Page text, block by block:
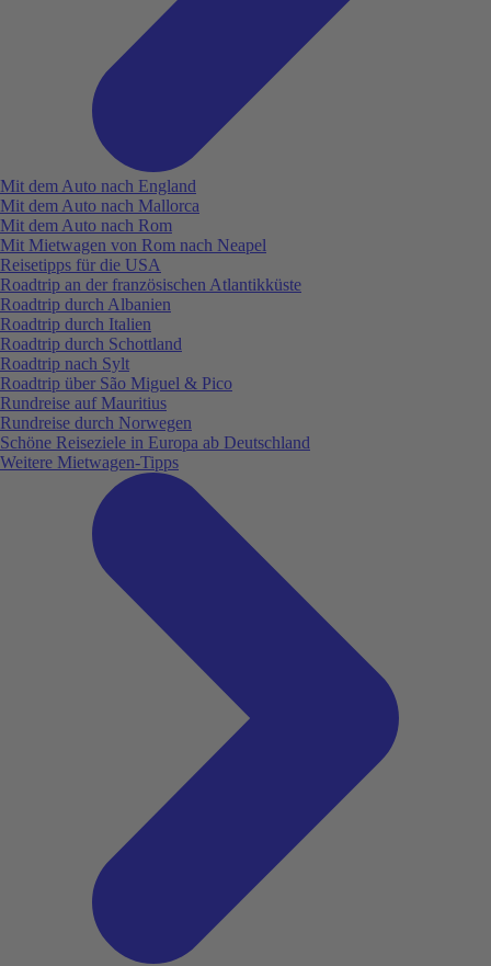
Mit dem Auto nach England
Mit dem Auto nach Mallorca
Mit dem Auto nach Rom
Mit Mietwagen von Rom nach Neapel
Reisetipps für die USA
Roadtrip an der französischen Atlantikküste
Roadtrip durch Albanien
Roadtrip durch Italien
Roadtrip durch Schottland
Roadtrip nach Sylt
Roadtrip über São Miguel & Pico
Rundreise auf Mauritius
Rundreise durch Norwegen
Schöne Reiseziele in Europa ab Deutschland
Weitere Mietwagen-Tipps